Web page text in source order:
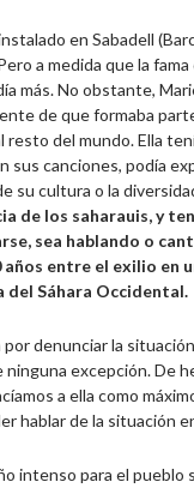
en Sabadell
a medida que la
más. No obstante,
de que formaba
resto del mundo. Ella
sus canciones, podía
su cultura o la
de los saharauis, y
sea hablando o
años entre el exilio en
del Sáhara Occidental.
denunciar la
excepción. De
a ella como
hablar de la situación
intenso para el pueblo